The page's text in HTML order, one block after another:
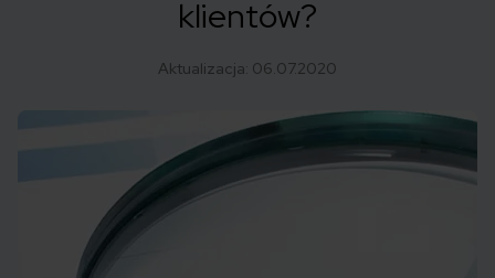
klientów?
Aktualizacja: 06.07.2020